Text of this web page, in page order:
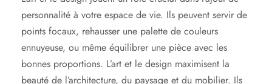
personnalité à votre espace de vie. Ils peuvent servir de
points focaux, rehausser une palette de couleurs
ennuyeuse, ou même équilibrer une pièce avec les
bonnes proportions. L’art et le design maximisent la
beauté de l’architecture, du paysage et du mobilier. Ils